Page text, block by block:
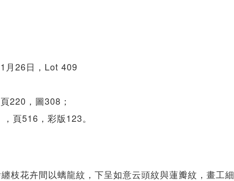
月26日，Lot 409
220，圖308；
頁516，彩版123。
枝花卉間以螭龍紋，下呈如意云頭紋與蓮瓣紋，畫工細